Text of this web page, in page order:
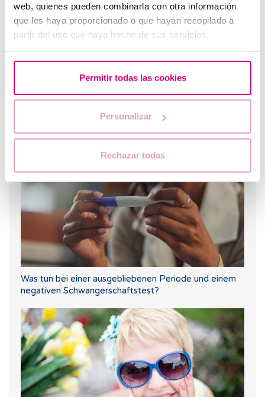
web, quienes pueden combinarla con otra información
que les haya proporcionado o que hayan recopilado a
partir del uso que haya hecho de sus servicios.
Permitir todas las cookies
Personalizar
Rechazar todas
Was tun bei einer ausgebliebenen Periode und einem
negativen Schwangerschaftstest?